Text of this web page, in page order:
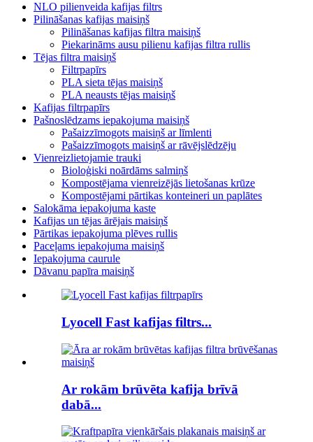
NLO pilienveida kafijas filtrs
Pilināšanas kafijas maisiņš
Pilināšanas kafijas filtra maisiņš
Piekarināms ausu pilienu kafijas filtra rullis
Tējas filtra maisiņš
Filtrpapīrs
PLA sieta tējas maisiņš
PLA neausts tējas maisiņš
Kafijas filtrpapīrs
Pašnoslēdzams iepakojuma maisiņš
Pašaizzīmogots maisiņš ar līmlenti
Pašaizzīmogots maisiņš ar rāvējslēdzēju
Vienreizlietojamie trauki
Bioloģiski noārdāms salmiņš
Kompostējama vienreizējās lietošanas krūze
Kompostējami pārtikas konteineri un paplātes
Salokāma iepakojuma kaste
Kafijas un tējas ārējais maisiņš
Pārtikas iepakojuma plēves rullis
Paceļams iepakojuma maisiņš
Iepakojuma caurule
Dāvanu papīra maisiņš
Lyocell Fast kafijas filtrs...
Ar rokām brūvēta kafija brīvā
dabā...